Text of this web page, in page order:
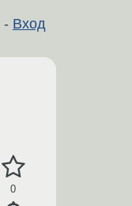
- Вход
0